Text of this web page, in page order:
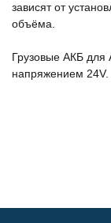
зависят от
объёма.
Грузовые АКБ
напряжением 24V.